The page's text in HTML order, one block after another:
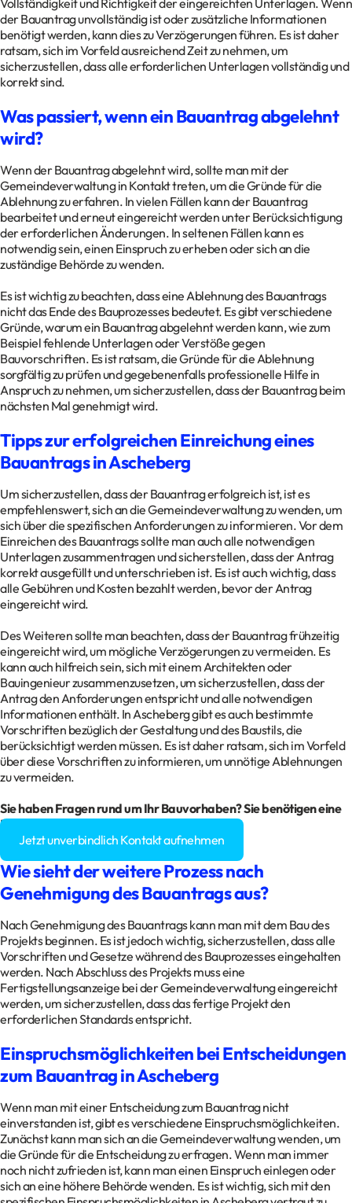
Vollständigkeit und Richtigkeit der eingereichten Unterlagen. Wenn
der Bauantrag unvollständig ist oder zusätzliche Informationen
benötigt werden, kann dies zu Verzögerungen führen. Es ist daher
ratsam, sich im Vorfeld ausreichend Zeit zu nehmen, um
sicherzustellen, dass alle erforderlichen Unterlagen vollständig und
korrekt sind.
Was passiert, wenn ein Bauantrag abgelehnt
wird?
Wenn der Bauantrag abgelehnt wird, sollte man mit der
Gemeindeverwaltung in Kontakt treten, um die Gründe für die
Ablehnung zu erfahren. In vielen Fällen kann der Bauantrag
bearbeitet und erneut eingereicht werden unter Berücksichtigung
der erforderlichen Änderungen. In seltenen Fällen kann es
notwendig sein, einen Einspruch zu erheben oder sich an die
zuständige Behörde zu wenden.
Es ist wichtig zu beachten, dass eine Ablehnung des Bauantrags
nicht das Ende des Bauprozesses bedeutet. Es gibt verschiedene
Gründe, warum ein Bauantrag abgelehnt werden kann, wie zum
Beispiel fehlende Unterlagen oder Verstöße gegen
Bauvorschriften. Es ist ratsam, die Gründe für die Ablehnung
sorgfältig zu prüfen und gegebenenfalls professionelle Hilfe in
Anspruch zu nehmen, um sicherzustellen, dass der Bauantrag beim
nächsten Mal genehmigt wird.
Tipps zur erfolgreichen Einreichung eines
Bauantrags in Ascheberg
Um sicherzustellen, dass der Bauantrag erfolgreich ist, ist es
empfehlenswert, sich an die Gemeindeverwaltung zu wenden, um
sich über die spezifischen Anforderungen zu informieren. Vor dem
Einreichen des Bauantrags sollte man auch alle notwendigen
Unterlagen zusammentragen und sicherstellen, dass der Antrag
korrekt ausgefüllt und unterschrieben ist. Es ist auch wichtig, dass
alle Gebühren und Kosten bezahlt werden, bevor der Antrag
eingereicht wird.
Des Weiteren sollte man beachten, dass der Bauantrag frühzeitig
eingereicht wird, um mögliche Verzögerungen zu vermeiden. Es
kann auch hilfreich sein, sich mit einem Architekten oder
Bauingenieur zusammenzusetzen, um sicherzustellen, dass der
Antrag den Anforderungen entspricht und alle notwendigen
Informationen enthält. In Ascheberg gibt es auch bestimmte
Vorschriften bezüglich der Gestaltung und des Baustils, die
berücksichtigt werden müssen. Es ist daher ratsam, sich im Vorfeld
über diese Vorschriften zu informieren, um unnötige Ablehnungen
zu vermeiden.
Sie haben Fragen rund um Ihr Bauvorhaben? Sie benötigen eine
Baugenehmigung?
Jetzt unverbindlich Kontakt aufnehmen
Wie sieht der weitere Prozess nach
Genehmigung des Bauantrags aus?
Nach Genehmigung des Bauantrags kann man mit dem Bau des
Projekts beginnen. Es ist jedoch wichtig, sicherzustellen, dass alle
Vorschriften und Gesetze während des Bauprozesses eingehalten
werden. Nach Abschluss des Projekts muss eine
Fertigstellungsanzeige bei der Gemeindeverwaltung eingereicht
werden, um sicherzustellen, dass das fertige Projekt den
erforderlichen Standards entspricht.
Einspruchsmöglichkeiten bei Entscheidungen
zum Bauantrag in Ascheberg
Wenn man mit einer Entscheidung zum Bauantrag nicht
einverstanden ist, gibt es verschiedene Einspruchsmöglichkeiten.
Zunächst kann man sich an die Gemeindeverwaltung wenden, um
die Gründe für die Entscheidung zu erfragen. Wenn man immer
noch nicht zufrieden ist, kann man einen Einspruch einlegen oder
sich an eine höhere Behörde wenden. Es ist wichtig, sich mit den